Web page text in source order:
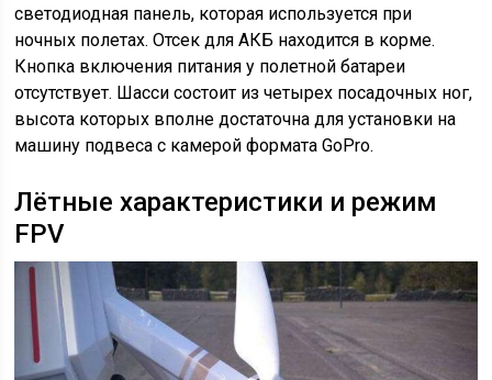
светодиодная панель, которая используется при
ночных полетах. Отсек для АКБ находится в корме.
Кнопка включения питания у полетной батареи
отсутствует. Шасси состоит из четырех посадочных ног,
высота которых вполне достаточна для установки на
машину подвеса с камерой формата GoPro.
Лётные характеристики и режим
FPV